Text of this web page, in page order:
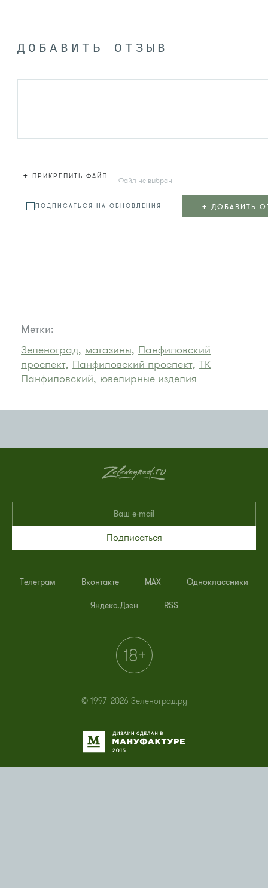
ДОБАВИТЬ ОТЗЫВ
+ ПРИКРЕПИТЬ ФАЙЛ Файл не выбран
ПОДПИСАТЬСЯ НА ОБНОВЛЕНИЯ + ДОБАВИТЬ
Метки:
Зеленоград, магазины, Панфиловский
проспект, Панфиловский проспект, ТК
Панфиловский, ювелирные изделия
Подписаться
Телеграм Вконтакте MAX Одноклассники
Яндекс.Дзен RSS
© 1997–2026 Зеленоград.ру